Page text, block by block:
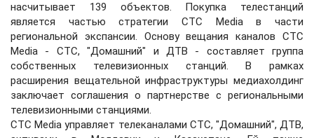
насчитывает 139 объектов. Покупка телестанций
является частью стратегии СТС Media в части
региональной экспансии. Основу вещания каналов СТС
Media - СТС, "Домашний" и ДТВ - составляет группа
собственных телевизионных станций. В рамках
расширения вещательной инфраструктуры медиахолдинг
заключает соглашения о партнерстве с региональными
телевизионными станциями.
CTC Media управляет телеканалами СТС, "Домашний", ДТВ,